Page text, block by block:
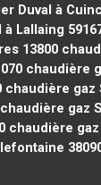
Duval à
Lallaing
13800
chaudière
chaudière gaz
gaz
chaudière gaz